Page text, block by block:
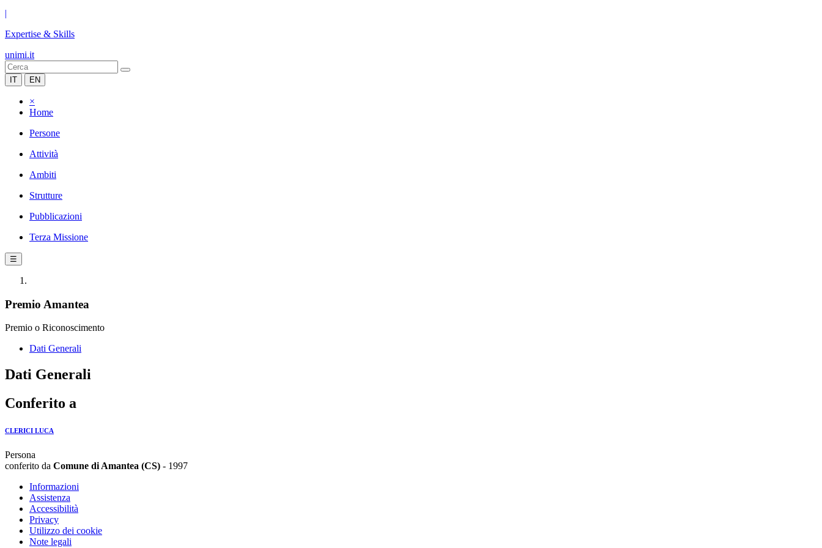
|
Expertise & Skills
unimi.it
IT EN
×
Home
Persone
Attività
Ambiti
Strutture
Pubblicazioni
Terza Missione
☰
Premio Amantea
Premio o Riconoscimento
Dati Generali
Dati Generali
Conferito a
CLERICI LUCA
Persona
conferito da Comune di Amantea (CS) - 1997
Informazioni
Assistenza
Accessibilità
Privacy
Utilizzo dei cookie
Note legali